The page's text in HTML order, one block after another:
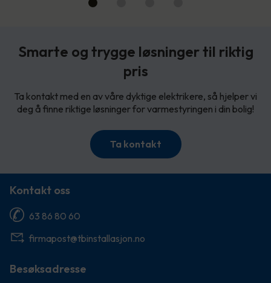
Smarte og trygge løsninger til riktig
pris
Ta kontakt med en av våre dyktige elektrikere, så hjelper vi
deg å finne riktige løsninger for varmestyringen i din bolig!
Ta kontakt
Kontakt oss
63 86 80 60
firmapost@tbinstallasjon.no
Besøksadresse